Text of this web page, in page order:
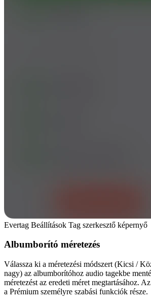
Evertag Beállítások Tag szerkesztő képernyő
Albumborító méretezés
Válassza ki a méretezési módszert (Kicsi /
nagy) az albumborítóhoz audio tagekbe
méretezést az eredeti méret megtartásához.
a Prémium személyre szabási funkciók része.